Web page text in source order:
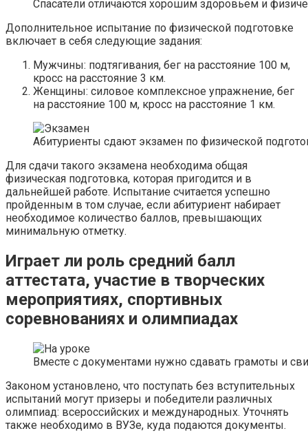
Спасатели отличаются хорошим здоровьем и
Дополнительное испытание по физической подготовке
включает в себя следующие задания:
Мужчины: подтягивания, бег на расстояние 100 м,
кросс на расстояние 3 км.
Женщины: силовое комплексное упражнение, бег
на расстояние 100 м, кросс на расстояние 1 км.
Абитуриенты сдают экзамен по физической
Для сдачи такого экзамена необходима общая
физическая подготовка, которая пригодится и в
дальнейшей работе. Испытание считается успешно
пройденным в том случае, если абитуриент набирает
необходимое количество баллов, превышающих
минимальную отметку.
Играет ли роль средний балл
аттестата, участие в творческих
мероприятиях, спортивных
соревнованиях и олимпиадах
Вместе с документами нужно сдавать грамоты и
Законом установлено, что поступать без вступительных
испытаний могут призеры и победители различных
олимпиад: всероссийских и международных. Уточнять
также необходимо в ВУЗе, куда подаются документы.